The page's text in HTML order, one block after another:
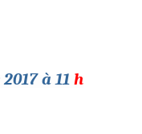
à 11h